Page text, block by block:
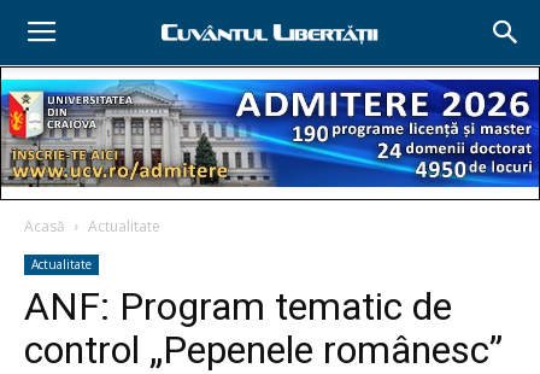
Acasă Actualitate
Actualitate
ANF: Program tematic de
control „Pepenele românesc”